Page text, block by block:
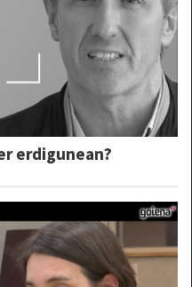
erdigunean?